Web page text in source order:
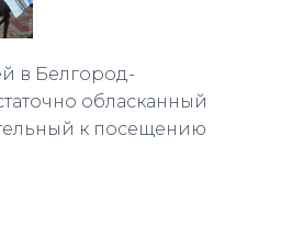
в Белгород-
обласканный
к посещению